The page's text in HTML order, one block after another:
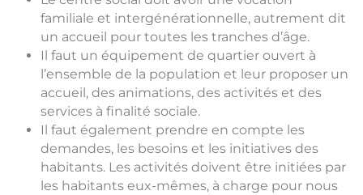
familiale et intergénérationnelle, autrement dit
un accueil pour toutes les tranches d’âge.
Il faut un équipement de quartier ouvert à
l’ensemble de la population et leur proposer un
accueil, des animations, des activités et des
services à finalité sociale.
Il faut également prendre en compte les
demandes, les besoins et les initiatives des
habitants. Les activités doivent être initiées par
les habitants eux-mêmes, à charge pour nous